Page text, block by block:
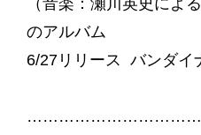
（音楽：瀬川英史によ
のアルバム
6/27リリース バンダイ